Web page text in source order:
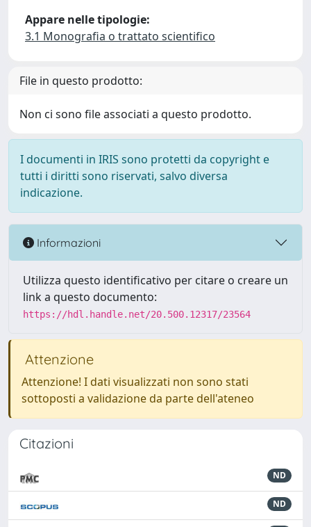
Appare nelle tipologie:
3.1 Monografia o trattato scientifico
File in questo prodotto:
Non ci sono file associati a questo prodotto.
I documenti in IRIS sono protetti da copyright e
tutti i diritti sono riservati, salvo diversa
indicazione.
Informazioni
Utilizza questo identificativo per citare o creare un
link a questo documento:
https://hdl.handle.net/20.500.12317/23564
Attenzione
Attenzione! I dati visualizzati non sono stati
sottoposti a validazione da parte dell'ateneo
Citazioni
ND
ND